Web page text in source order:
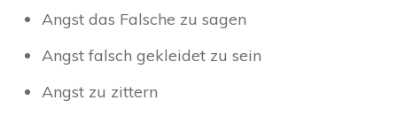
Angst das Falsche zu sagen
Angst falsch gekleidet zu sein
Angst zu zittern